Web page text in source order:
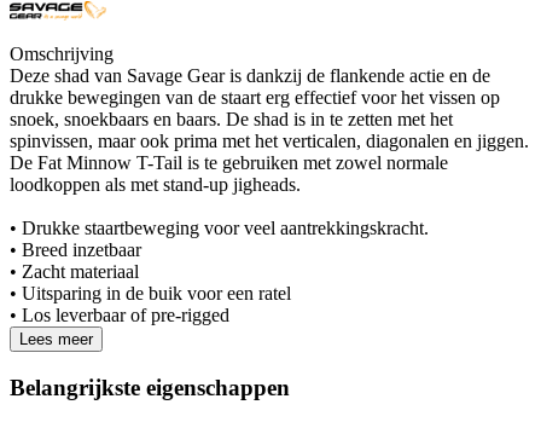
Omschrijving
Deze shad van Savage Gear is dankzij de flankende actie en de
drukke bewegingen van de staart erg effectief voor het vissen op
snoek, snoekbaars en baars. De shad is in te zetten met het
spinvissen, maar ook prima met het verticalen, diagonalen en jiggen.
De Fat Minnow T-Tail is te gebruiken met zowel normale
loodkoppen als met stand-up jigheads.
• Drukke staartbeweging voor veel aantrekkingskracht.
• Breed inzetbaar
• Zacht materiaal
• Uitsparing in de buik voor een ratel
• Los leverbaar of pre-rigged
Lees meer
Belangrijkste eigenschappen